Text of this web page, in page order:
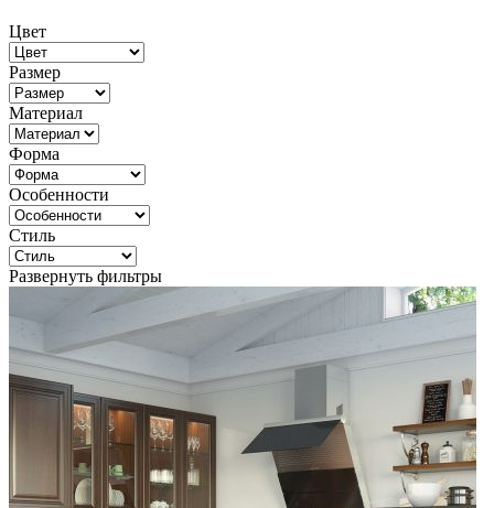
Цвет
Размер
Материал
Форма
Особенности
Стиль
Развернуть фильтры